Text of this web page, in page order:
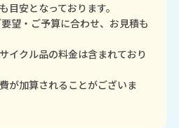
安となっております。
望・ご予算に合わせ、お見積も
イクル品の料金は含まれており
が加算されることがございま